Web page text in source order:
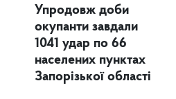
Упродовж доби
окупанти завдали
1041 удар по 66
населених пунктах
Запорізької області